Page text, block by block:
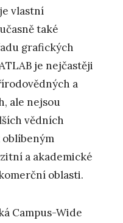
vlastní
také
grafických
je nejčastěji
a
ale nejsou
vědních
oblíbeným
a akademické
oblasti.
Campus-Wide